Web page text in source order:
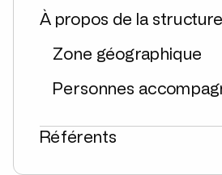
À propos de la structure
Zone géographique
Personnes
Référents